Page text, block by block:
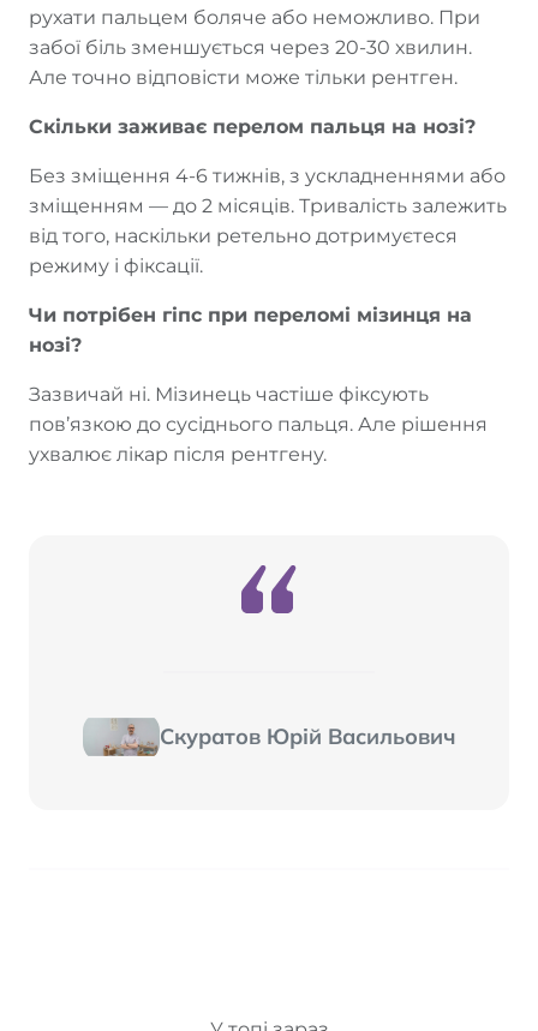
рухати пальцем боляче або неможливо. При
забої біль зменшується через 20-30 хвилин.
Але точно відповісти може тільки рентген.
Скільки заживає перелом пальця на нозі?
Без зміщення 4-6 тижнів, з ускладненнями або
зміщенням — до 2 місяців. Тривалість залежить
від того, наскільки ретельно дотримуєтеся
режиму і фіксації.
Чи потрібен гіпс при переломі мізинця на
нозі?
Зазвичай ні. Мізинець частіше фіксують
пов’язкою до сусіднього пальця. Але рішення
ухвалює лікар після рентгену.
Скуратов Юрій Васильович